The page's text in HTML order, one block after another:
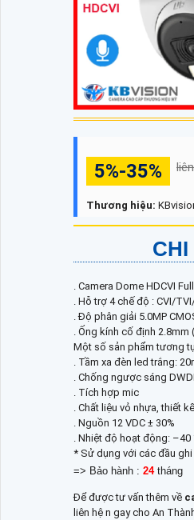
5%-35%
Thương hiệu:
. Camera Dome HDCVI
. Hỗ trợ 4 chế độ : CVI/
. Độ phân giải 5.0MP
. Ống kính cố định 2.8mm
Một số sản phẩm tương
. Tầm xa đèn led trắng:
. Chống ngược sáng
. Tích hợp mic
. Chất liệu vỏ nhựa, thiết
. Nguồn 12 VDC ± 30%
. Nhiệt độ hoạt động: –40
* Sử dụng với các đầu
=> Bảo hành : 24tháng
Để được tư vấn thêm về
liên hệ n gay cho An